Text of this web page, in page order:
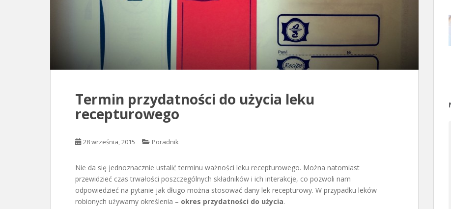
Termin przydatności do użycia leku
recepturowego
28 września, 2015 Poradnik
Nie da się jednoznacznie ustalić terminu ważności leku recepturowego. Można natomiast
przewidzieć czas trwałości poszczególnych składników i ich interakcje, co pozwoli nam
odpowiedzieć na pytanie jak długo można stosować dany lek recepturowy. W przypadku leków
robionych używamy określenia – okres przydatności do użycia.